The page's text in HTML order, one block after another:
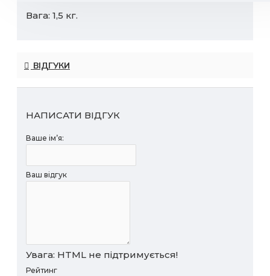
Вага: 1,5 кг.
ВІДГУКИ
НАПИСАТИ ВІДГУК
Ваше ім’я:
Ваш відгук
Увага: HTML не підтримується!
Рейтинг